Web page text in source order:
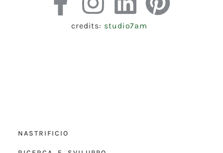
credits: studio7am
NASTRIFICIO